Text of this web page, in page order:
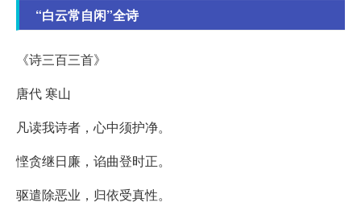
“白云常自闲”全诗
《诗三百三首》
唐代 寒山
凡读我诗者，心中须护净。
悭贪继日廉，谄曲登时正。
驱遣除恶业，归依受真性。